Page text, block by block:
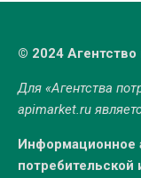
© 2024
Для «Агентства
apimarket.ru
Информационное